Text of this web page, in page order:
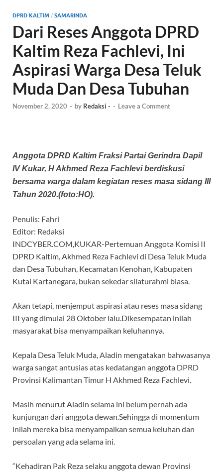
DPRD KALTIM / SAMARINDA
Dari Reses Anggota DPRD
Kaltim Reza Fachlevi, Ini
Aspirasi Warga Desa Teluk
Muda Dan Desa Tubuhan
November 2, 2020 - by Redaksi - - Leave a Comment
Anggota DPRD Kaltim Fraksi Partai Gerindra Dapil
IV Kukar, H Akhmed Reza Fachlevi berdiskusi
bersama warga dalam kegiatan reses masa sidang III
Tahun 2020.(foto:HO).
Penulis: Fahri
Editor: Redaksi
INDCYBER.COM,KUKAR-Pertemuan Anggota Komisi II
DPRD Kaltim, Akhmed Reza Fachlevi di Desa Teluk Muda
dan Desa Tubuhan, Kecamatan Kenohan, Kabupaten
Kutai Kartanegara, bukan sekedar silaturahmi biasa.
Akan tetapi, menjemput aspirasi atau reses masa sidang
III yang dimulai 28 Oktober lalu.Dikesempatan inilah
masyarakat bisa menyampaikan keluhannya.
Kepala Desa Teluk Muda, Aladin mengatakan bahwasanya
warga sangat antusias atas kedatangan anggota DPRD
Provinsi Kalimantan Timur H Akhmed Reza Fachlevi.
Masih menurut Aladin selama ini belum pernah ada
kunjungan dari anggota dewan.Sehingga di momentum
inilah mereka bisa menyampaikan semua keluhan dan
persoalan yang ada selama ini.
“Kehadiran Pak Reza selaku anggota dewan Provinsi